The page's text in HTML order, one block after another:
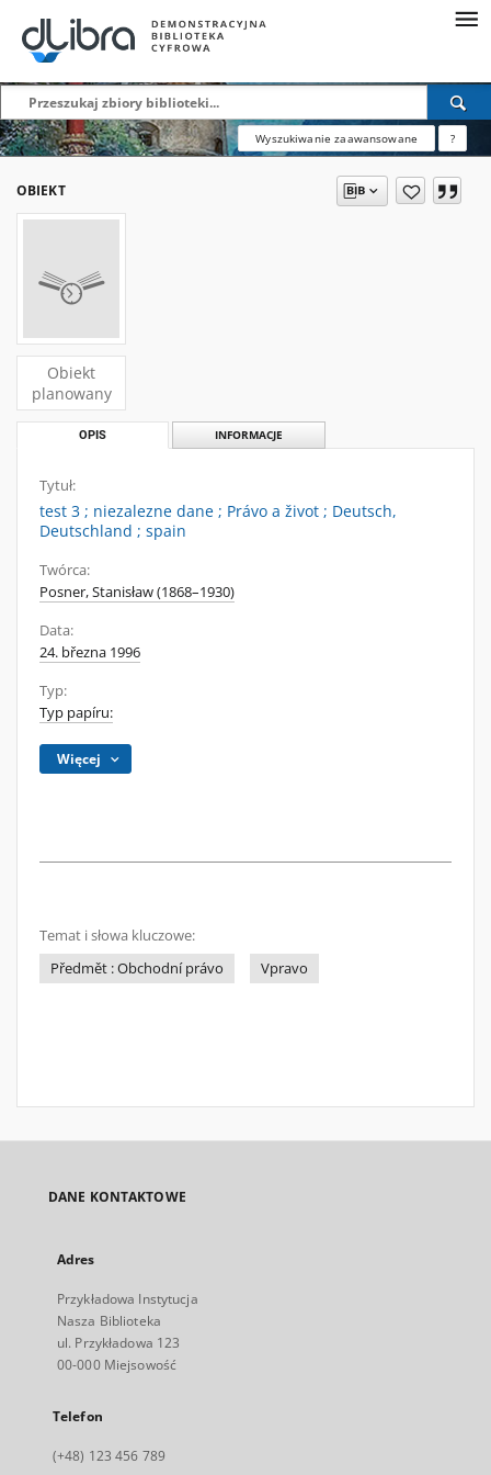
Wyszukiwanie zaawansowane ?
OBIEKT
Obiekt
planowany
OPIS INFORMACJE
Tytuł:
test 3 ; niezalezne dane ; Právo a život ; Deutsch,
Deutschland ; spain
Twórca:
Posner, Stanisław (1868–1930)
Data:
24. března 1996
Typ:
Typ papíru:
Więcej
Temat i słowa kluczowe:
Předmět : Obchodní právo
Vpravo
DANE KONTAKTOWE
Adres
Przykładowa Instytucja
Nasza Biblioteka
ul. Przykładowa 123
00-000 Miejsowość
Telefon
(+48) 123 456 789